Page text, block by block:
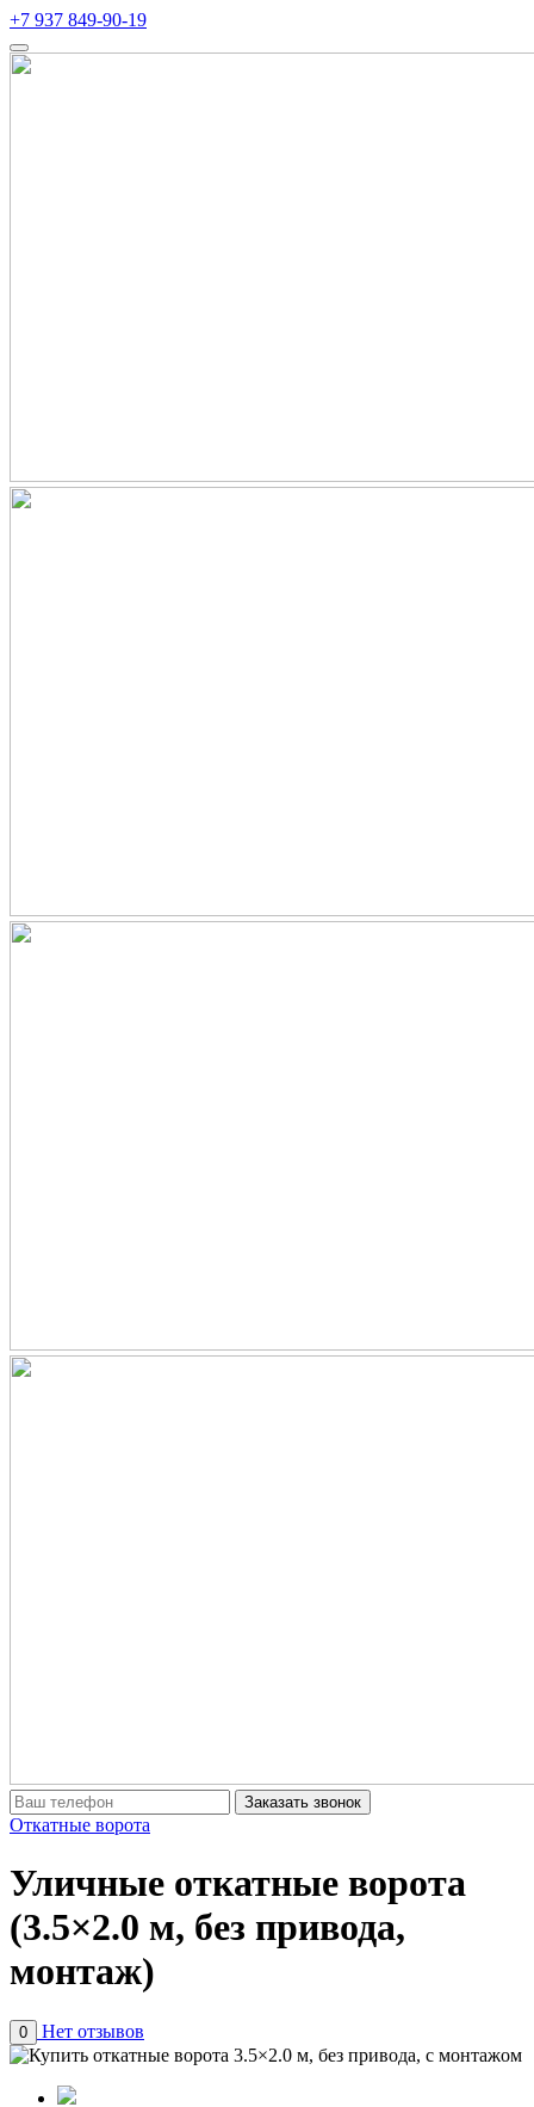
+7 937 849-90-19
Заказать звонок
Откатные ворота
Уличные откатные ворота
(3.5×2.0 м, без привода,
монтаж)
0 Нет отзывов